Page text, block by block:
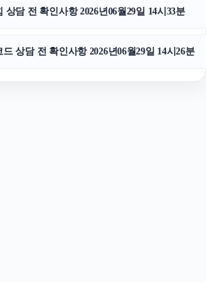
상담 전 확인사항 2026년06월29일 14시33분
상담 전 확인사항 2026년06월29일 14시26분